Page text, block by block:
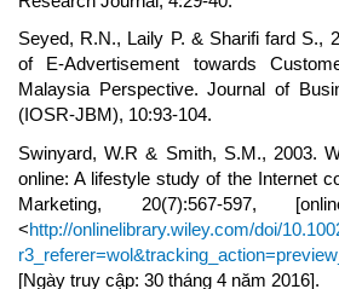
Seyed, R.N., Laily P. & Sharifi fard S.,
of E-Advertisement towards
Malaysia Perspective. Journal of
(IOSR-JBM), 10:93-104.
Swinyard, W.R & Smith, S.M., 2003.
online: A lifestyle study of the Internet
Marketing, 20(7):567-597,
<http://onlinelibrary.wiley.com/doi/
[Ngày truy cập: 30 tháng 4 năm 2016].